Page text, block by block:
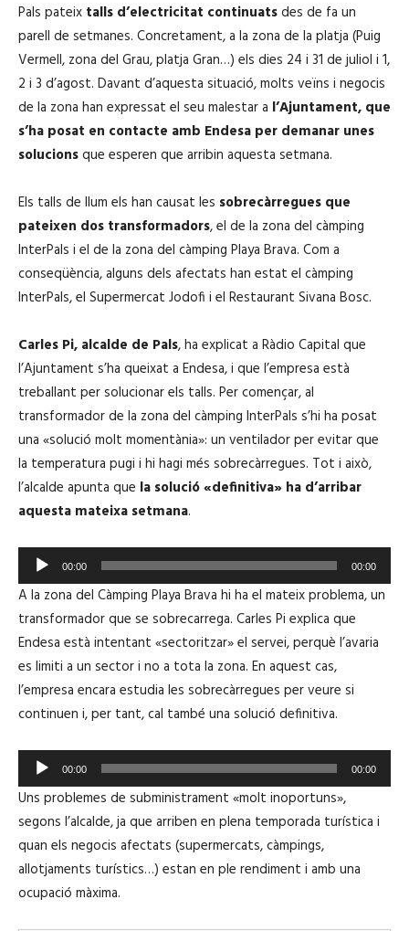
Pals pateix talls d’electricitat continuatsdes de fa un
parell de setmanes. Concretament, a la zona de la platja (Puig
Vermell, zona del Grau, platja Gran…) els dies 24 i 31 de juliol i 1,
2 i 3 d’agost. Davant d’aquesta situació, molts veïns i negocis
de la zona han expressat el seu malestar a l’Ajuntament, que
s’ha posat en contacte amb Endesa per demanar unes
solucionsque esperen que arribin aquesta setmana.
Els talls de llum els han causat les sobrecàrregues que
pateixen dos transformadors, el de la zona del càmping
InterPals i el de la zona del càmping Playa Brava. Com a
conseqüència, alguns dels afectats han estat el càmping
InterPals, el Supermercat Jodofi i el Restaurant Sivana Bosc.
Carles Pi, alcalde de Pals, ha explicat a Ràdio Capital que
l’Ajuntament s’ha queixat a Endesa, i que l’empresa està
treballant per solucionar els talls. Per començar, al
transformador de la zona del càmping InterPals s’hi ha posat
una «solució molt momentània»: un ventilador per evitar que
la temperatura pugi i hi hagi més sobrecàrregues. Tot i això,
l’alcalde apunta que la solució «definitiva» ha d’arribar
aquesta mateixa setmana.
e
p
r
o
d
u
c
t
r
d
'
à
u
00:00 00:00
A la zona del Càmping Playa Brava hi ha el mateix problema, un
transformador que se sobrecarrega. Carles Pi explica que
Endesa està intentant «sectoritzar» el servei, perquè l’avaria
es limiti a un sector i no a tota la zona. En aquest cas,
l’empresa encara estudia les sobrecàrregues per veure si
continuen i, per tant, cal també una solució definitiva.
e
p
r
o
d
u
00:00 00:00
Uns problemes de subministrament «molt inoportuns»,
segons l’alcalde, ja que arriben en plena temporada turística i
quan els negocis afectats (supermercats, càmpings,
allotjaments turístics…) estan en ple rendiment i amb una
ocupació màxima.